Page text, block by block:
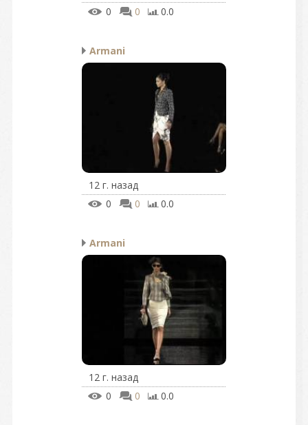
0 0 0.0
Armani
12 г. назад
0
0 0.0
Armani
12 г. назад
0
0 0.0